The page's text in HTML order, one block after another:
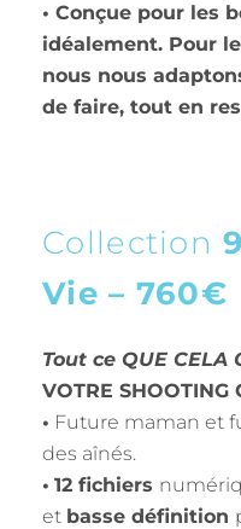
• Conçue pour les
idéalement. Pour
nous nous
de faire, tout en
Collection
Vie – 760€
Tout ce QUE CELA
VOTRE SHOOTING
• Future maman et
des aînés.
• 12 fichiers
et basse définition